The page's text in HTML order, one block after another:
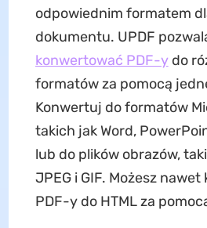
odpowiednim formatem
dokumentu. UPDF
konwertować PDF-ydo
formatów za pomocą
Konwertuj do formatów
takich jak Word,
lub do plików obrazów,
JPEG i GIF. Możesz
PDF-y do HTML za